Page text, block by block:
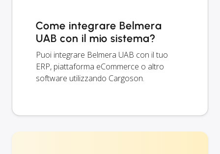
Come integrare Belmera
UAB con il mio sistema?
Puoi integrare Belmera UAB con il tuo
ERP, piattaforma eCommerce o altro
software utilizzando Cargoson.